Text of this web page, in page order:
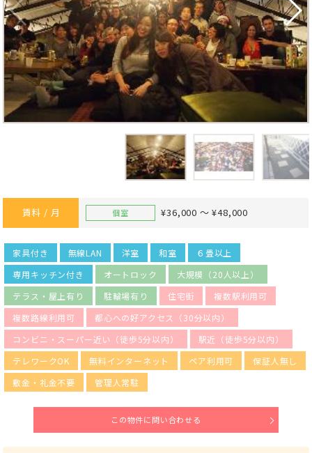
賃料 / 月 個室 ¥36,000 ～ ¥48,000
家具付き 無線LAN 洋室 和室
６畳以上
専用キッチン付き
オートロック
大規模（20人以上）
テラス・屋上有り
駐輪場有り 住宅街
複数駅利用可
複数路線利用可
都心への好アクセス（30分以内）
コンビニ・スーパー近い（徒歩5分以内）
駅近（徒歩5分以内）
テレワークOK
無料インターネット ペア利用可
保証人無し
敷金・礼金不要
管理人常駐
この物件に問い合わせる